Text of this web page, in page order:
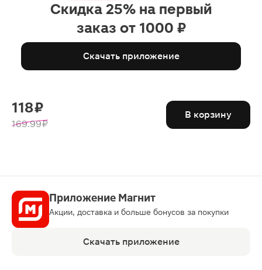
Скидка 25% на первый
заказ от 1000 ₽
Скачать приложение
118 ₽
169.99 ₽
В корзину
Приложение Магнит
Акции, доставка и больше бонусов за покупки
Скачать приложение